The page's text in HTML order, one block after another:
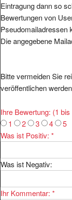
Eintragung dann so
Bewertungen von
Pseudomailadressen
Die angegebene
Bitte vermeiden Sie
veröffentlichen
Ihre Bewertung: (1
1
2 3 4
5
Was ist Positiv: *
Was ist Negativ:
Ihr Kommentar: *